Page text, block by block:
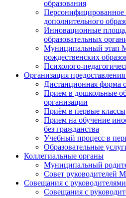
образования
Персонифицированное
дополнительного
Инновационные
образовательных
Муниципальный этап
рождественских
Психолого-
Организация
Дистанционная форма
Прием в дошкольные
организации
Приём в первые классы
Прием на обучение
без гражданства
Учебный процесс в
Образовательные
Коллегиальные органы
Муниципальный
Совет руководителей
Совещания с
Совещания с